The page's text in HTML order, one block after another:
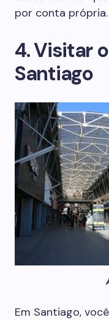
por conta própria.
4. Visitar
Santiago
Em Santiago,